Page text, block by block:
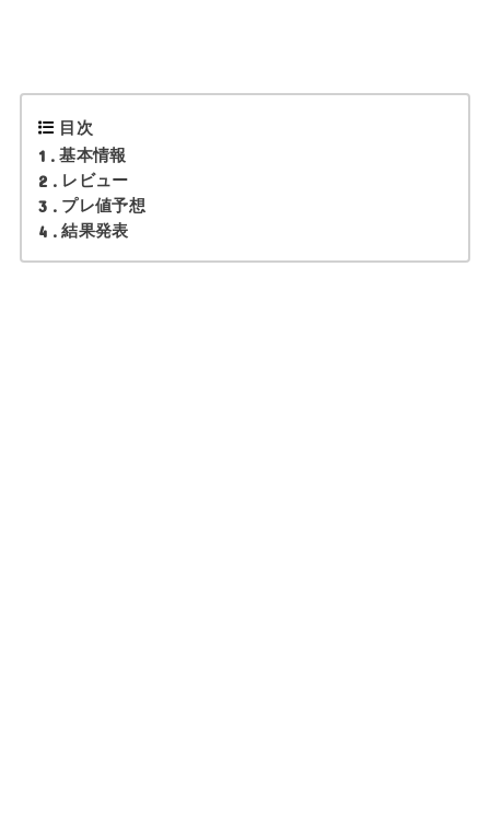
目次
1
基本情報
2 レビュー
3 プレ値予想
4 結果発表